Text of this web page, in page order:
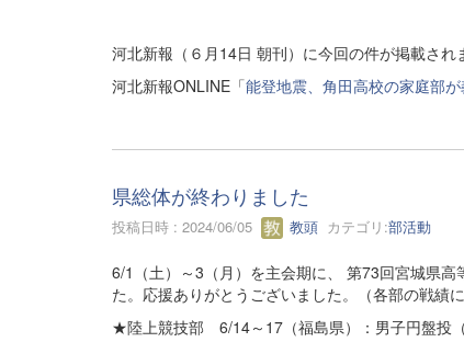
河北新報（６月14日 朝刊）に今回の件が掲載され
河北新報ONLINE「能登地震、角田高校の家庭部
県総体が終わりました
投稿日時 : 2024/06/05 教頭 カテゴリ:部活動
6/1（土）～3（月）を主会期に、 第73回宮城県
た。応援ありがとうございました。（各部の戦績
★陸上競技部 6/14～17（福島県）：男子円盤投